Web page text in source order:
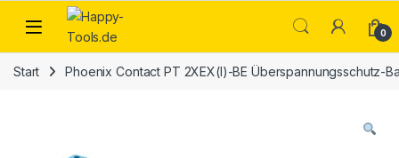
Skip to navigation
Skip to content
Open 0
Start Phoenix Contact PT 2XEX(I)-BE Überspannungsschutz-